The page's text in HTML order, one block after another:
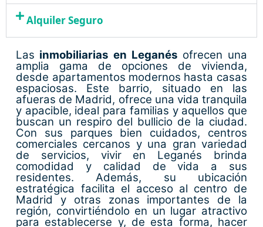
Alquiler Seguro
Las inmobiliarias en Leganés ofrecen una
amplia gama de opciones de vivienda,
desde apartamentos modernos hasta casas
espaciosas. Este barrio, situado en las
afueras de Madrid, ofrece una vida tranquila
y apacible, ideal para familias y aquellos que
buscan un respiro del bullicio de la ciudad.
Con sus parques bien cuidados, centros
comerciales cercanos y una gran variedad
de servicios, vivir en Leganés brinda
comodidad y calidad de vida a sus
residentes. Además, su ubicación
estratégica facilita el acceso al centro de
Madrid y otras zonas importantes de la
región, convirtiéndolo en un lugar atractivo
para establecerse y, de esta forma, hacer